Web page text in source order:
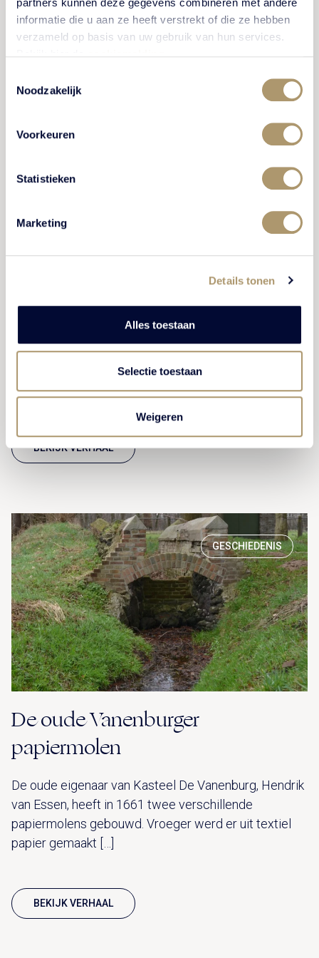
informatie die u aan ze heeft verstrekt of die ze hebben
verzameld op basis van uw gebruik van hun services.
Noodzakelijk
Voorkeuren
Statistieken
Marketing
Details tonen
Alles toestaan
Selectie toestaan
Weigeren
Het landschap van Kasteel De
Vanenburg
Mei 2021 Wanneer u het terrein van Kasteel De
Vanenburg betreedt, springen de grachten, lanen en
de bijzondere tuinstijl u direct in het oog. Deze […]
BEKIJK VERHAAL
GESCHIEDENIS
De oude Vanenburger
papiermolen
De oude eigenaar van Kasteel De Vanenburg, Hendrik
van Essen, heeft in 1661 twee verschillende
papiermolens gebouwd. Vroeger werd er uit textiel
papier gemaakt […]
BEKIJK VERHAAL